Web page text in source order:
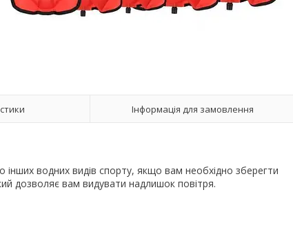
Інформація для замовлення
інших водних видів спорту, якщо вам необхідно зберегти
дозволяє вам видувати надлишок повітря.